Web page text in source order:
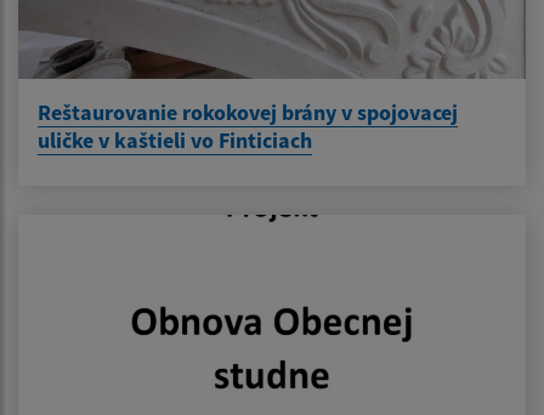
Reštaurovanie rokokovej brány v spojovacej
uličke v kaštieli vo Finticiach